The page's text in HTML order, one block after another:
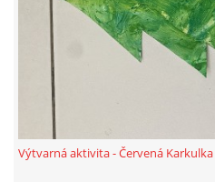
SVATÝ VÁCLAV
20.10. DEN STROMŮ
HALLOWEEN
Výtvarná aktivita - Červená Karkulka